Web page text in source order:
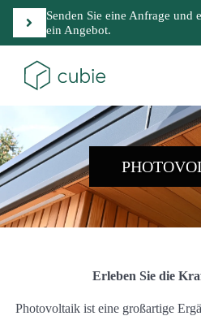
Senden Sie eine Anfrage und
ein Angebot.
Erleben Sie die
Photovoltaik ist eine großartige